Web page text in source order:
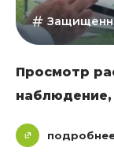
Просмотр
наблюдение,